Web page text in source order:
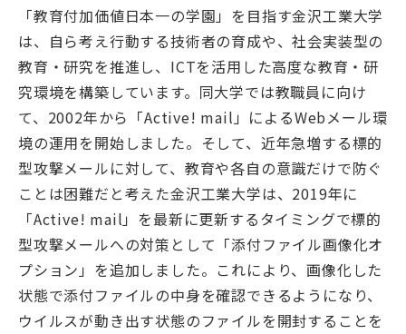
「教育付加価値日本一の学園」を目指す金沢工業大学
は、自ら考え行動する技術者の育成や、社会実装型の
教育・研究を推進し、ICTを活用した高度な教育・研
究環境を構築しています。同大学では教職員に向け
て、2002年から「Active! mail」によるWebメール環
境の運用を開始しました。そして、近年急増する標的
型攻撃メールに対して、教育や各自の意識だけで防ぐ
ことは困難だと考えた金沢工業大学は、2019年に
「Active! mail」を最新に更新するタイミングで標的
型攻撃メールへの対策として「添付ファイル画像化オ
プション」を追加しました。これにより、画像化した
状態で添付ファイルの中身を確認できるようになり、
ウイルスが動き出す状態のファイルを開封することを